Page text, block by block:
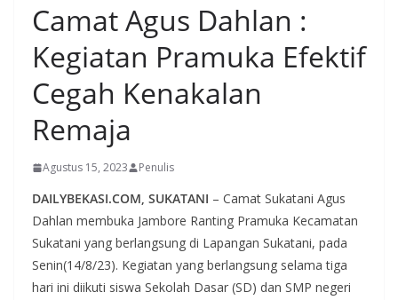
Camat Agus Dahlan :
Kegiatan Pramuka Efektif
Cegah Kenakalan
Remaja
Agustus 15, 2023 Penulis
DAILYBEKASI.COM, SUKATANI – Camat Sukatani Agus
Dahlan membuka Jambore Ranting Pramuka Kecamatan
Sukatani yang berlangsung di Lapangan Sukatani, pada
Senin(14/8/23). Kegiatan yang berlangsung selama tiga
hari ini diikuti siswa Sekolah Dasar (SD) dan SMP negeri